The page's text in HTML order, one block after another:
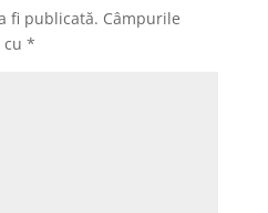
fi publicată. Câmpurile
*